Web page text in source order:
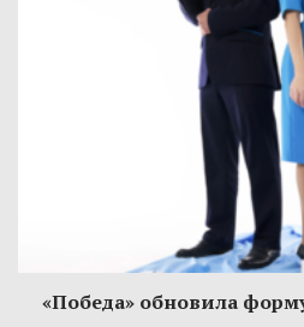
«Победа» обновила